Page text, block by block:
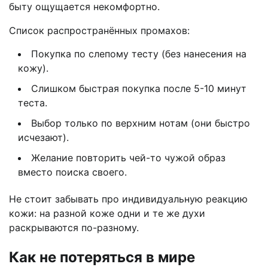
быту ощущается некомфортно.
Список распространённых промахов:
Покупка по слепому тесту (без нанесения на
кожу).
Слишком быстрая покупка после 5-10 минут
теста.
Выбор только по верхним нотам (они быстро
исчезают).
Желание повторить чей-то чужой образ
вместо поиска своего.
Не стоит забывать про индивидуальную реакцию
кожи: на разной коже одни и те же духи
раскрываются по-разному.
Как не потеряться в мире